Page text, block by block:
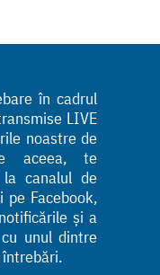
în cadrul
LIVE
noastre de
aceea, te
canalul de
pe Facebook,
și a
unul dintre